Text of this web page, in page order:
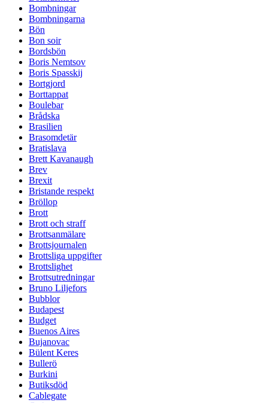
Bombningar
Bombningarna
Bön
Bon soir
Bordsbön
Boris Nemtsov
Boris Spasskij
Bortgjord
Borttappat
Boulebar
Brådska
Brasilien
Brasomdetär
Bratislava
Brett Kavanaugh
Brev
Brexit
Bristande respekt
Bröllop
Brott
Brott och straff
Brottsanmälare
Brottsjournalen
Brottsliga uppgifter
Brottslighet
Brottsutredningar
Bruno Liljefors
Bubblor
Budapest
Budget
Buenos Aires
Bujanovac
Bülent Keres
Bullerö
Burkini
Butiksdöd
Cablegate